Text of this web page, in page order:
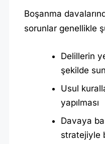
Boşanma
sorunlar genellikle
Delillerin
şekilde
Usul
yapılması
Davaya
stratejiyle